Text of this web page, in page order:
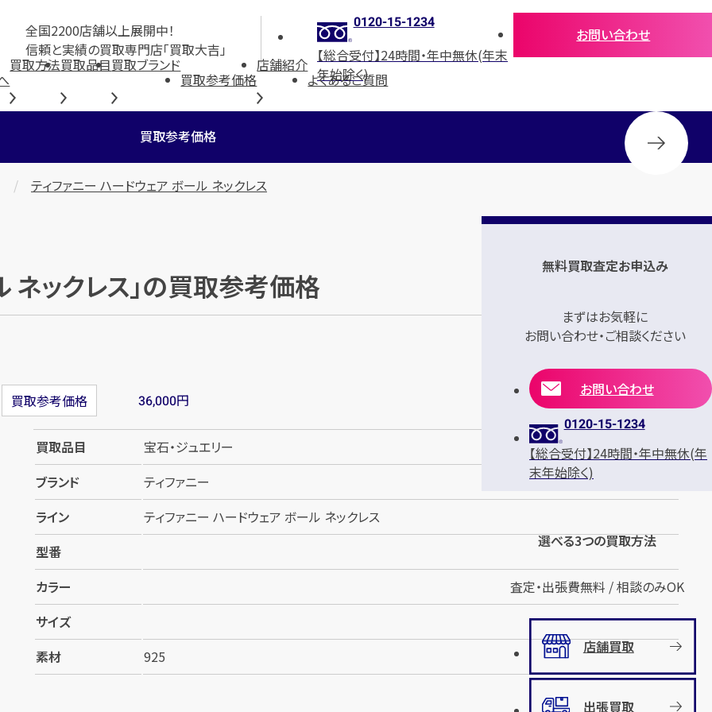
全国2200店舗以上展開中！
信頼と実績の買取専門店「買取大吉」
0120-15-1234
【総合受付】24時間・年中無休(年末
年始除く)
お問い合わせ
買取方法買取品目買取ブランド
買取参考価格
店舗紹介
よくあるご質問
買取参考価格
ティファニー ハードウェア ボール ネックレス
ネックレス」の買取参考価格
買取参考価格 36,000円
買取品目
宝石・ジュエリー
ブランド
ティファニー
ライン
ティファニー ハードウェア ボール ネックレス
型番
カラー
サイズ
素材
925
無料買取査定お申込み
まずはお気軽に
お問い合わせ・ご相談ください
お問い合わせ
0120-15-1234
【総合受付】24時間・年中無休(年
末年始除く)
選べる3つの買取方法
査定・出張費無料 / 相談のみOK
店舗買取
出張買取